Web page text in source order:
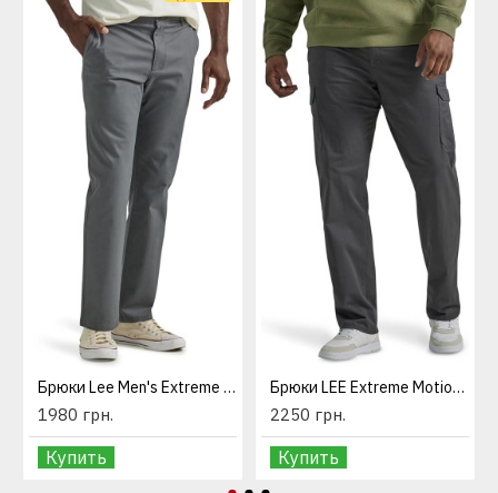
Брюки Lee Men's Extreme Motion Flat Front Slim Straight Pant Painter Gray
1980 грн.
Купить
Брюки LEE Extreme Motion Twill Cargo Pant Charcoal
2250 грн.
Купить